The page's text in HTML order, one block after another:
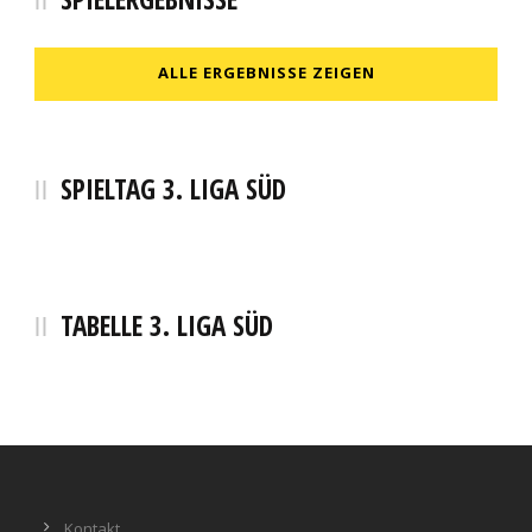
ALLE ERGEBNISSE ZEIGEN
SPIELTAG 3. LIGA SÜD
TABELLE 3. LIGA SÜD